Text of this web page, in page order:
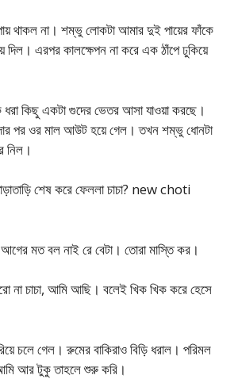
থাকল না। শম্ভু লোকটা আমার দুই পায়ের ফাঁকে
দিল। এরপর কালক্ষেপন না করে এক ঠাঁপে ঢুকিয়ে
কিছু একটা গুদের ভেতর আসা যাওয়া করছে।
পর ওর মাল আউট হয়ে গেল। তখন শম্ভু ধোনটা
নিল।
শেষ করে ফেললা চাচা? new choti
মত বল নাই রে বেটা। তোরা মাস্তি কর।
না চাচা, আমি আছি। বলেই খিক খিক করে হেসে
চলে গেল। রুমের বাকিরাও বিড়ি ধরাল। পরিমল
আর টুকু তাহলে শুরু করি।